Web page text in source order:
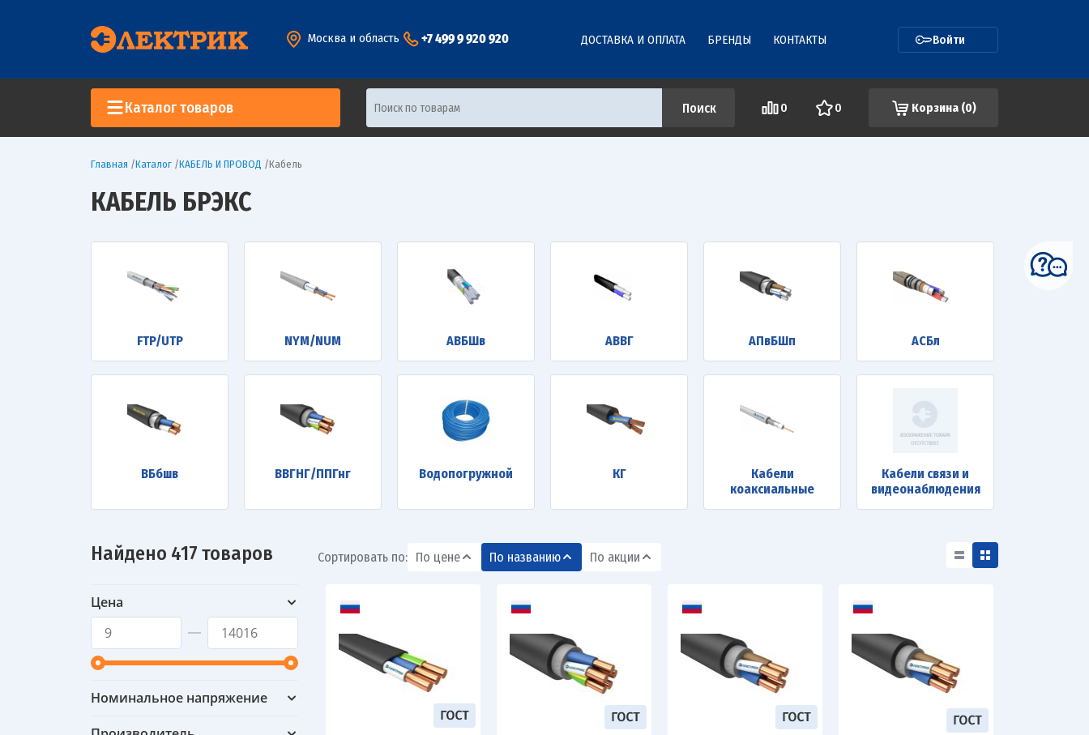
Москва и область +7 499 9 920 920 ДОСТАВКА И ОПЛАТА БРЕНДЫ КОНТАКТЫ Войти
Каталог товаров 0 0 Корзина (0)
Главная /Каталог /КАБЕЛЬ И ПРОВОД /Кабель
КАБЕЛЬ БРЭКС
FTP/UTP NYM/NUM АВБШв АВВГ АПвБШп АСБл
ВБбшв ВВГНГ/ППГнг Водопогружной КГ
Кабели
коаксиальные
Кабели связи и
видеонаблюдения
Найдено 417 товаров
Цена
Номинальное напряжение
Сортировать по: По цене По названию По акции